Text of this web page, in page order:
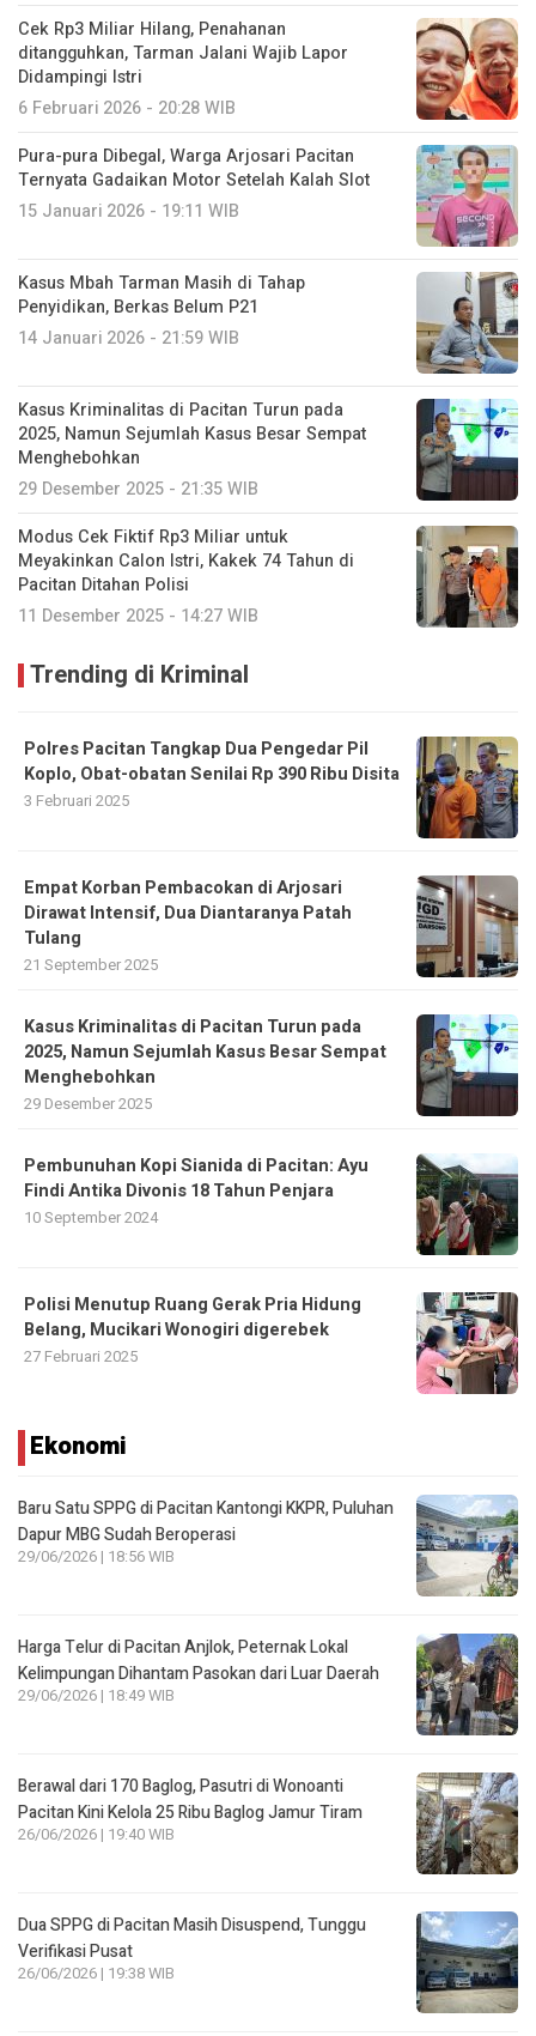
Cek Rp3 Miliar Hilang, Penahanan
ditangguhkan, Tarman Jalani Wajib Lapor
Didampingi Istri
6 Februari 2026 - 20:28 WIB
Pura-pura Dibegal, Warga Arjosari Pacitan
Ternyata Gadaikan Motor Setelah Kalah Slot
15 Januari 2026 - 19:11 WIB
Kasus Mbah Tarman Masih di Tahap
Penyidikan, Berkas Belum P21
14 Januari 2026 - 21:59 WIB
Kasus Kriminalitas di Pacitan Turun pada
2025, Namun Sejumlah Kasus Besar Sempat
Menghebohkan
29 Desember 2025 - 21:35 WIB
Modus Cek Fiktif Rp3 Miliar untuk
Meyakinkan Calon Istri, Kakek 74 Tahun di
Pacitan Ditahan Polisi
11 Desember 2025 - 14:27 WIB
Trending di Kriminal
Polres Pacitan Tangkap Dua Pengedar Pil
Koplo, Obat-obatan Senilai Rp 390 Ribu Disita
3 Februari 2025
Empat Korban Pembacokan di Arjosari
Dirawat Intensif, Dua Diantaranya Patah
Tulang
21 September 2025
Kasus Kriminalitas di Pacitan Turun pada
2025, Namun Sejumlah Kasus Besar Sempat
Menghebohkan
29 Desember 2025
Pembunuhan Kopi Sianida di Pacitan: Ayu
Findi Antika Divonis 18 Tahun Penjara
10 September 2024
Polisi Menutup Ruang Gerak Pria Hidung
Belang, Mucikari Wonogiri digerebek
27 Februari 2025
Ekonomi
Baru Satu SPPG di Pacitan Kantongi KKPR, Puluhan
Dapur MBG Sudah Beroperasi
29/06/2026 | 18:56 WIB
Harga Telur di Pacitan Anjlok, Peternak Lokal
Kelimpungan Dihantam Pasokan dari Luar Daerah
29/06/2026 | 18:49 WIB
Berawal dari 170 Baglog, Pasutri di Wonoanti
Pacitan Kini Kelola 25 Ribu Baglog Jamur Tiram
26/06/2026 | 19:40 WIB
Dua SPPG di Pacitan Masih Disuspend, Tunggu
Verifikasi Pusat
26/06/2026 | 19:38 WIB